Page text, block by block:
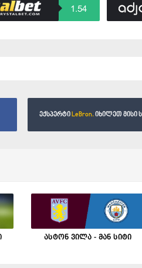
1.54
ექსპერტი LeBron.იხილეთ მისი
ასტონ ვილა - მან სიტი